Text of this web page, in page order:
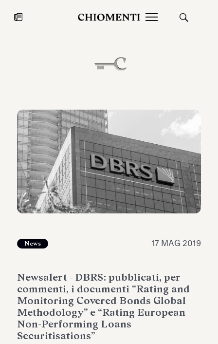
27 LUG 2026
Fondazione Torlonia inaugura la
mostra Marmora Romana
Chiomenti
EcoVadis
News 17 MAG 2019
Newsalert - DBRS: pubblicati, per
commenti, i documenti "Rating and
Monitoring Covered Bonds Global
Methodology” e “Rating European
Non-Performing Loans
Securitisations”